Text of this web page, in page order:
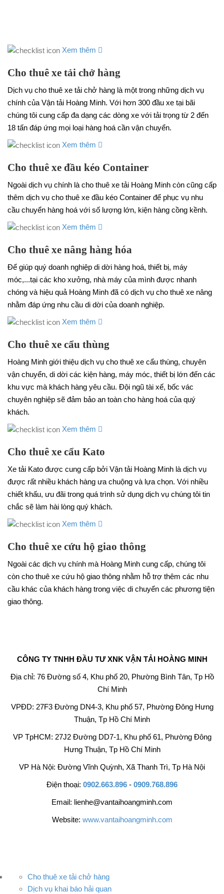
Xem thêm
Cho thuê xe tải chở hàng
Dịch vụ cho thuê xe tải chở hàng là một trong những dịch vụ
chính của Vận tải Hoàng Minh. Với hơn 300 đầu xe tại bãi
chúng tôi cung cấp đa dạng các dòng xe với tải trọng từ 2 đến
18 tấn đáp ứng mọi loại hàng hoá cần vận chuyển.
Xem thêm
Cho thuê xe đầu kéo Container
Ngoài dịch vụ chính là cho thuê xe tải Hoàng Minh còn cũng cấp
thêm dịch vụ cho thuê xe đầu kéo Container để phục vụ nhu
cầu chuyển hàng hoá với số lượng lớn, kiện hàng cồng kềnh.
Xem thêm
Cho thuê xe nâng hàng hóa
Để giúp quý doanh nghiệp di dời hàng hoá, thiết bị, máy
móc,...tại các kho xưởng, nhà máy của mình được nhanh
chóng và hiệu quả Hoàng Minh đã có dịch vụ cho thuê xe nâng
nhằm đáp ứng nhu cầu di dời của doanh nghiệp.
Xem thêm
Cho thuê xe cẩu thùng
Hoàng Minh giới thiệu dịch vụ cho thuê xe cẩu thùng, chuyên
vận chuyển, di dời các kiện hàng, máy móc, thiết bị lớn đến các
khu vực mà khách hàng yêu cầu. Đội ngũ tài xế, bốc vác
chuyên nghiệp sẽ đảm bảo an toàn cho hàng hoá của quý
khách.
Xem thêm
Cho thuê xe cẩu Kato
Xe tải Kato được cung cấp bởi Vận tải Hoàng Minh là dịch vụ
được rất nhiều khách hàng ưa chuộng và lựa chọn. Với nhiều
chiết khấu, ưu đãi trong quá trình sử dụng dịch vụ chúng tôi tin
chắc sẽ làm hài lòng quý khách.
Xem thêm
Cho thuê xe cứu hộ giao thông
Ngoài các dịch vụ chính mà Hoàng Minh cung cấp, chúng tôi
còn cho thuê xe cứu hộ giao thông nhằm hỗ trợ thêm các nhu
cầu khác của khách hàng trong việc di chuyển các phương tiện
giao thông.
CÔNG TY TNHH ĐẦU TƯ XNK VẬN TẢI HOÀNG MINH
Địa chỉ: 76 Đường số 4, Khu phố 20, Phường Bình Tân, Tp Hồ
Chí Minh
VPĐD: 27F3 Đường DN4-3, Khu phố 57, Phường Đông Hưng
Thuận, Tp Hồ Chí Minh
VP TpHCM: 27J2 Đường DD7-1, Khu phố 61, Phường Đông
Hưng Thuận, Tp Hồ Chí Minh
VP Hà Nội: Đường Vĩnh Quỳnh, Xã Thanh Trì, Tp Hà Nội
Điện thoại: 0902.663.896 - 0909.768.896
Email: lienhe@vantaihoangminh.com
Website: www.vantaihoangminh.com
Cho thuê xe tải chở hàng
Dịch vụ khai báo hải quan